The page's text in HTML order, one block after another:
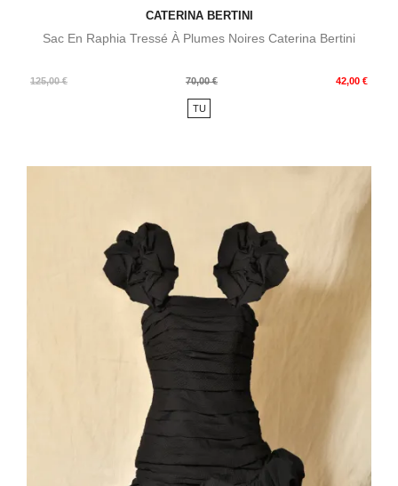
CATERINA BERTINI
Sac En Raphia Tressé À Plumes Noires Caterina Bertini
125,00 €
Prix
70,00 € 42,00 €
Prix
TU